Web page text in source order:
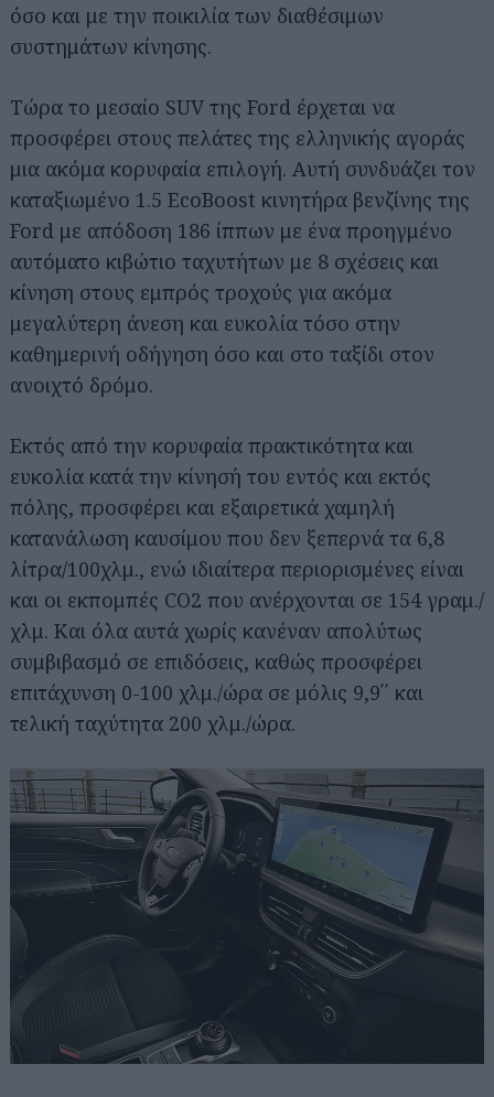
όσο και με την ποικιλία των διαθέσιμων
συστημάτων κίνησης.
Τώρα το μεσαίο SUV της Ford έρχεται να
προσφέρει στους πελάτες της ελληνικής αγοράς
μια ακόμα κορυφαία επιλογή. Αυτή συνδυάζει τον
καταξιωμένο 1.5 EcoBoost κινητήρα βενζίνης της
Ford με απόδοση 186 ίππων με ένα προηγμένο
αυτόματο κιβώτιο ταχυτήτων με 8 σχέσεις και
κίνηση στους εμπρός τροχούς για ακόμα
μεγαλύτερη άνεση και ευκολία τόσο στην
καθημερινή οδήγηση όσο και στο ταξίδι στον
ανοιχτό δρόμο.
Εκτός από την κορυφαία πρακτικότητα και
ευκολία κατά την κίνησή του εντός και εκτός
πόλης, προσφέρει και εξαιρετικά χαμηλή
κατανάλωση καυσίμου που δεν ξεπερνά τα 6,8
λίτρα/100χλμ., ενώ ιδιαίτερα περιορισμένες είναι
και οι εκπομπές CO2 που ανέρχονται σε 154 γραμ./
χλμ. Και όλα αυτά χωρίς κανέναν απολύτως
συμβιβασμό σε επιδόσεις, καθώς προσφέρει
επιτάχυνση 0-100 χλμ./ώρα σε μόλις 9,9΄΄ και
τελική ταχύτητα 200 χλμ./ώρα.